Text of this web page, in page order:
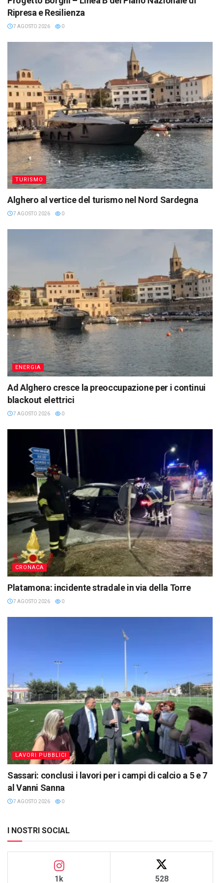
Ripresa e Resilienza
7 AGOSTO 2026 0
TURISMO
Alghero al vertice del turismo nel Nord Sardegna
7 AGOSTO 2026 0
ENERGIA
Ad Alghero cresce la preoccupazione per i continui
blackout elettrici
7 AGOSTO 2026 0
CRONACA
Platamona: incidente stradale in via della Torre
7 AGOSTO 2026 0
LAVORI PUBBLICI
Sassari: conclusi i lavori per i campi di calcio a 5 e 7
al Vanni Sanna
7 AGOSTO 2026 0
I NOSTRI SOCIAL
1k 528